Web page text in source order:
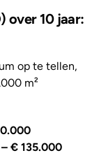
over 10 jaar:
op te tellen,
m²
€ 135.000